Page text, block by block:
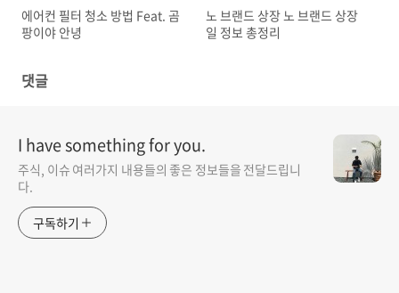
에어컨 필터 청소 방법 Feat. 곰
팡이야 안녕
노 브랜드 상장 노 브랜드 상장
일 정보 총정리
댓글
I have something for you.
주식, 이슈 여러가지 내용들의 좋은 정보들을 전달드립니
다.
구독하기